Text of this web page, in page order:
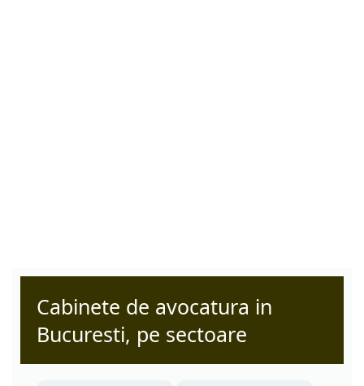
Cabinete de avocatura in
Bucuresti, pe sectoare